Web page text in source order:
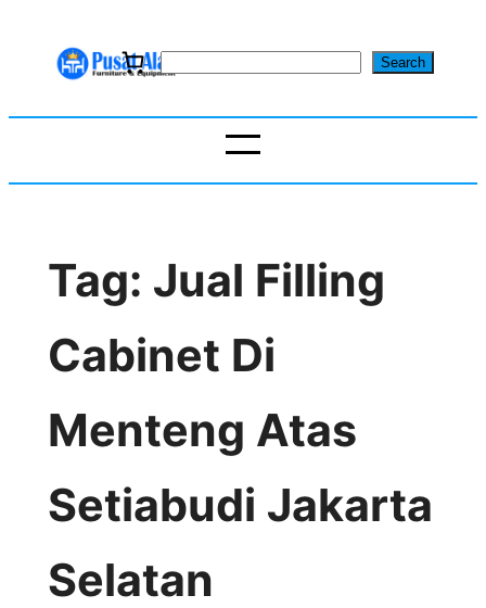
S
r
Search
Tag: Jual Filling
Cabinet Di
Menteng Atas
Setiabudi Jakarta
Selatan